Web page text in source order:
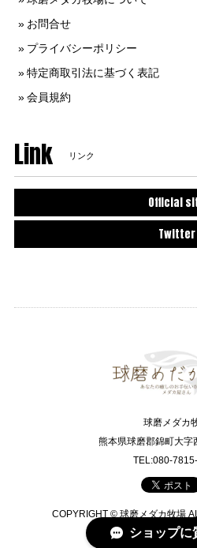
お問合せ
プライバシーポリシー
特定商取引法に基づく表記
会員規約
Link リンク
Official
Twitter
球磨メダカ
熊本県球磨郡錦町大字
TEL:080-
COPYRIGHT © 球磨メダカ牧場
ショップに